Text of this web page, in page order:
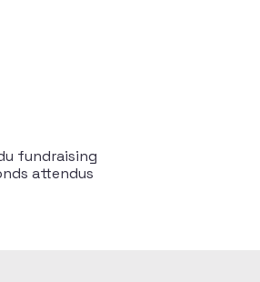
fundraising
attendus